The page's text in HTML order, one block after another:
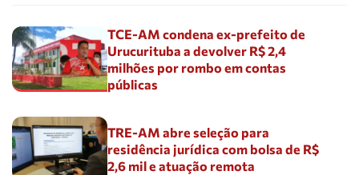
TCE-AM condena ex-prefeito de
Urucurituba a devolver R$ 2,4
milhões por rombo em contas
públicas
TRE-AM abre seleção para
residência jurídica com bolsa de R$
2,6 mil e atuação remota